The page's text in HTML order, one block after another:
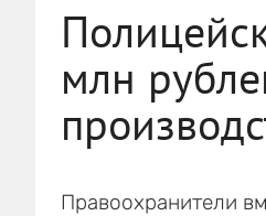
млн
Правоохранители